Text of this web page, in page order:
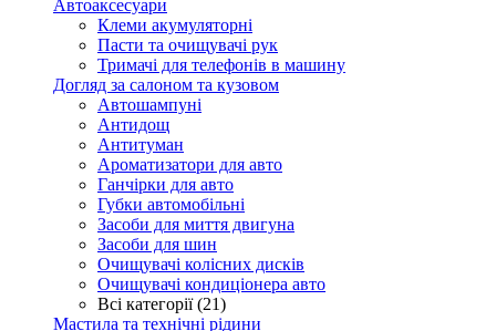
Автоаксесуари
Клеми акумуляторні
Пасти та очищувачі рук
Тримачі для телефонів в машину
Догляд за салоном та кузовом
Автошампуні
Антидощ
Антитуман
Ароматизатори для авто
Ганчірки для авто
Губки автомобільні
Засоби для миття двигуна
Засоби для шин
Очищувачі колісних дисків
Очищувачі кондиціонера авто
Всі категорії (21)
Мастила та технічні рідини